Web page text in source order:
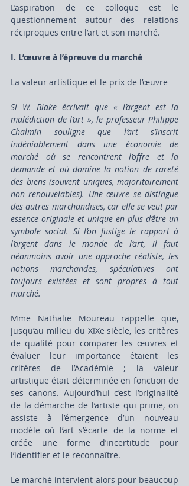
L’aspiration de ce colloque est le
questionnement autour des relations
réciproques entre l’art et son marché.
I. L’œuvre à l’épreuve du marché
La valeur artistique et le prix de l’œuvre
Si W. Blake écrivait que « l’argent est la
malédiction de l’art », le professeur Philippe
Chalmin souligne que l’art s’inscrit
indéniablement dans une économie de
marché où se rencontrent l’offre et la
demande et où domine la notion de rareté
des biens (souvent uniques, majoritairement
non renouvelables). Une œuvre se distingue
des autres marchandises, car elle se veut par
essence originale et unique en plus d’être un
symbole social. Si l’on fustige le rapport à
l’argent dans le monde de l’art, il faut
néanmoins avoir une approche réaliste, les
notions marchandes, spéculatives ont
toujours existées et sont propres à tout
marché.
Mme Nathalie Moureau rappelle que,
jusqu’au milieu du XIXe siècle, les critères
de qualité pour comparer les œuvres et
évaluer leur importance étaient les
critères de l’Académie ; la valeur
artistique était déterminée en fonction de
ses canons. Aujourd’hui c’est l’originalité
de la démarche de l’artiste qui prime, on
assiste à l’émergence d’un nouveau
modèle où l’art s’écarte de la norme et
créée une forme d’incertitude pour
l’identifier et le reconnaître.
Le marché intervient alors pour beaucoup